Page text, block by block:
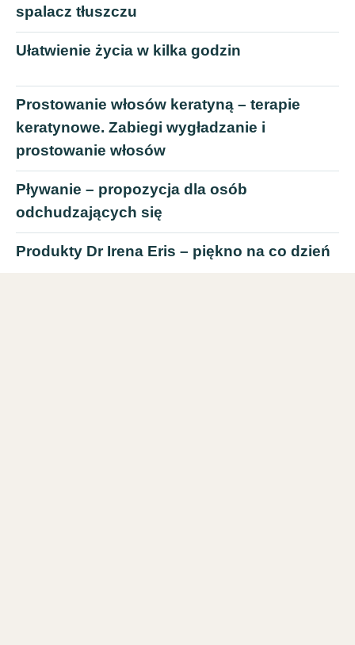
spalacz tłuszczu
Ułatwienie życia w kilka godzin
Prostowanie włosów keratyną – terapie
keratynowe. Zabiegi wygładzanie i
prostowanie włosów
Pływanie – propozycja dla osób
odchudzających się
Produkty Dr Irena Eris – piękno na co dzień